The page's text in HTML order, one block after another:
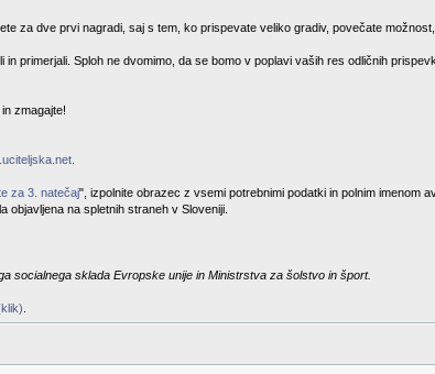
za dve prvi nagradi, saj s tem, ko prispevate veliko gradiv, povečate
in primerjali. Sploh ne dvomimo, da se bomo v poplavi vaših res odličnih
zmagajte!
za 3. natečaj", izpolnite obrazec z vsemi potrebnimi podatki in polnim imenom
objavljena na spletnih straneh v Sloveniji.
socialnega sklada Evropske unije in Ministrstva za šolstvo in šport.